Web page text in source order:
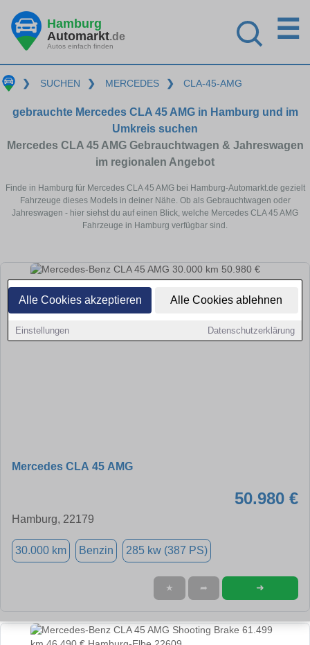
Alle Cookies akzeptieren Alle Cookies ablehnen
Einstellungen Datenschutzerklärung
Hamburg
Automarkt.de
Autos einfach finden
☰
❯ SUCHEN ❯ MERCEDES ❯ CLA-45-AMG
gebrauchte Mercedes CLA 45 AMG in Hamburg und im
Umkreis suchen
Mercedes CLA 45 AMG Gebrauchtwagen & Jahreswagen
im regionalen Angebot
Finde in Hamburg für Mercedes CLA 45 AMG bei Hamburg-Automarkt.de gezielt
Fahrzeuge dieses Models in deiner Nähe. Ob als Gebrauchtwagen oder
Jahreswagen - hier siehst du auf einen Blick, welche Mercedes CLA 45 AMG
Fahrzeuge in Hamburg verfügbar sind.
Mercedes CLA 45 AMG
50.980 €
Hamburg, 22179
30.000 km Benzin 285 kw (387 PS)
★ ➦ ➜